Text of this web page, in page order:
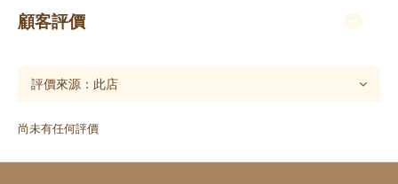
顧客評價
尚未有任何評價